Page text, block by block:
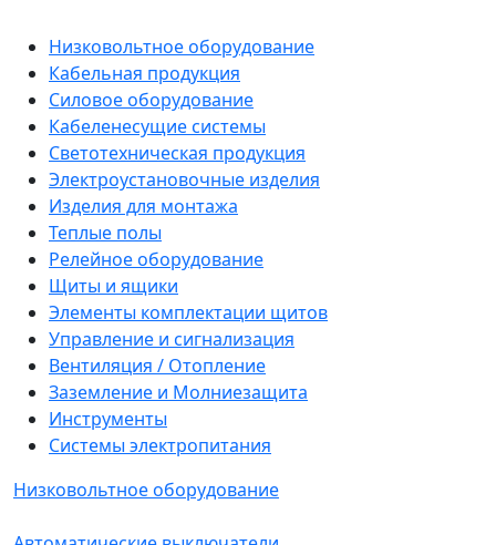
Низковольтное оборудование
Кабельная продукция
Силовое оборудование
Кабеленесущие системы
Светотехническая продукция
Электроустановочные изделия
Изделия для монтажа
Теплые полы
Релейное оборудование
Щиты и ящики
Элементы комплектации щитов
Управление и сигнализация
Вентиляция / Отопление
Заземление и Молниезащита
Инструменты
Системы электропитания
Низковольтное оборудование